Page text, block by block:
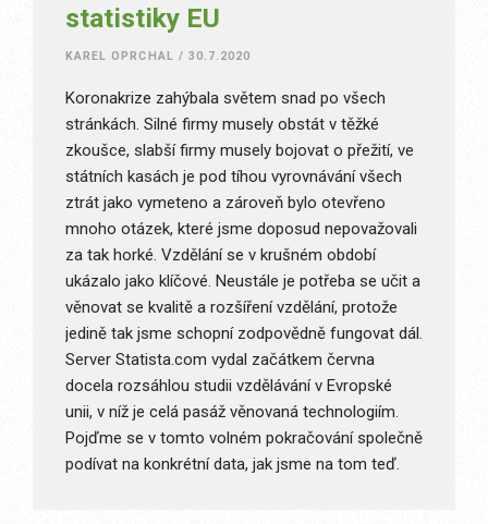
statistiky EU
KAREL OPRCHAL / 30.7.2020
Koronakrize zahýbala světem snad po všech
stránkách. Silné firmy musely obstát v těžké
zkoušce, slabší firmy musely bojovat o přežití, ve
státních kasách je pod tíhou vyrovnávání všech
ztrát jako vymeteno a zároveň bylo otevřeno
mnoho otázek, které jsme doposud nepovažovali
za tak horké. Vzdělání se v krušném období
ukázalo jako klíčové. Neustále je potřeba se učit a
věnovat se kvalitě a rozšíření vzdělání, protože
jedině tak jsme schopní zodpovědně fungovat dál.
Server Statista.com vydal začátkem června
docela rozsáhlou studii vzdělávání v Evropské
unii, v níž je celá pasáž věnovaná technologiím.
Pojďme se v tomto volném pokračování společně
podívat na konkrétní data, jak jsme na tom teď.